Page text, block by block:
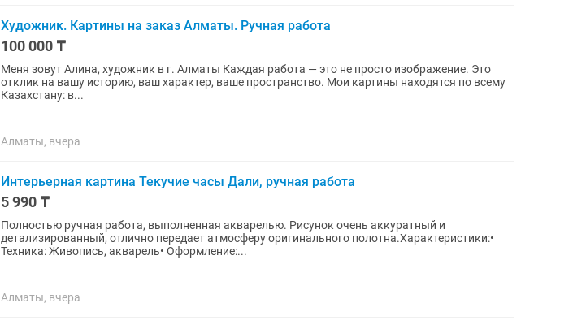
Художник. Картины на заказ Алматы. Ручная работа
100 000 ₸
Меня зовут Алина, художник в г. Алматы Каждая работа — это не просто изображение. Это
отклик на вашу историю, ваш характер, ваше пространство. Мои картины находятся по всему
Казахстану: в...
Алматы, вчера
Интерьерная картина Текучие часы Дали, ручная работа
5 990 ₸
Полностью ручная работа, выполненная акварелью. Рисунок очень аккуратный и
детализированный, отлично передает атмосферу оригинального полотна.Характеристики:•
Техника: Живопись, акварель• Оформление:...
Алматы, вчера